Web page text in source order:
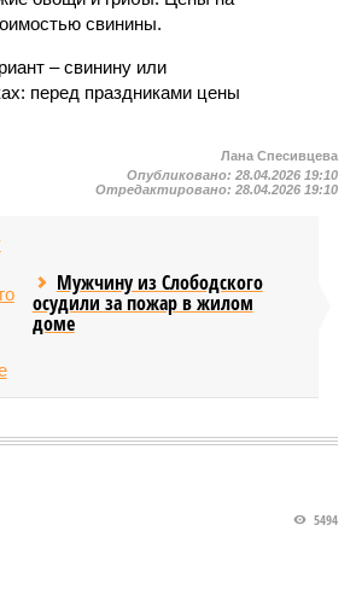
свинины.
– свинину или
перед праздниками цены
Лана Спесивцева
Опубликовано:28.04.2026 19:10
Отредактировано:28.04.2026 19:10
Мужчину из Слободского
осудили за пожар в жилом
доме
5494